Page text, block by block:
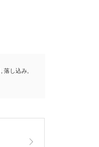
落し込み